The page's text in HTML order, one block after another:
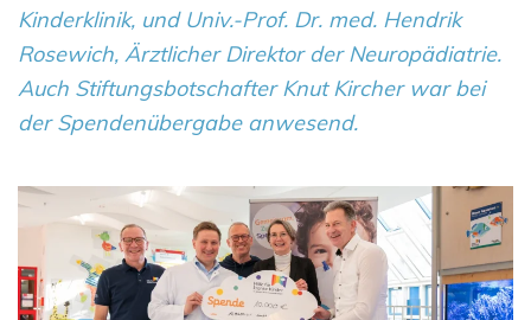
Kinderklinik, und Univ.-Prof. Dr. med. Hendrik
Rosewich, Ärztlicher Direktor der Neuropädiatrie.
Auch Stiftungsbotschafter Knut Kircher war bei
der Spendenübergabe anwesend.